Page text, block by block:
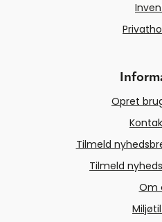
Opret
Tilmeld
Tilmeld
Om